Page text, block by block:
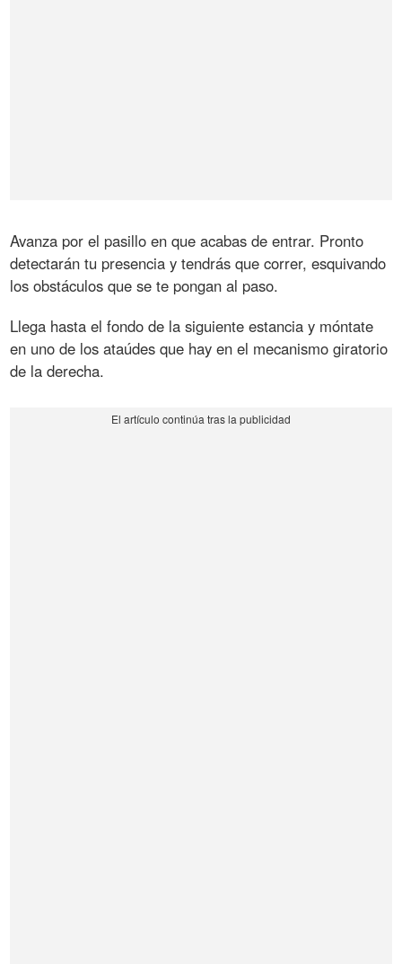
Avanza por el pasillo en que acabas de entrar. Pronto
detectarán tu presencia y tendrás que correr, esquivando
los obstáculos que se te pongan al paso.
Llega hasta el fondo de la siguiente estancia y móntate
en uno de los ataúdes que hay en el mecanismo giratorio
de la derecha.